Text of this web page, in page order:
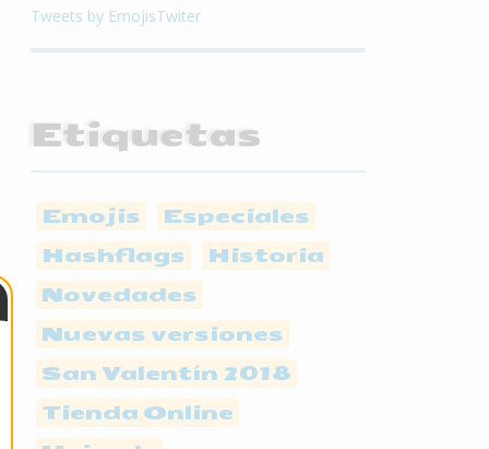
Tweets by EmojisTwiter
Etiquetas
Emojis
Especiales
Hashflags
Historia
Novedades
Nuevas versiones
San Valentín 2018
Tienda Online